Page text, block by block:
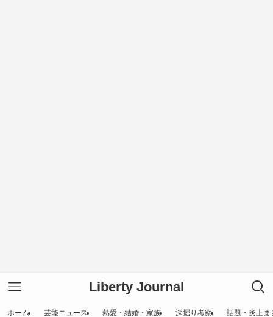
Liberty Journal
ホーム 芸能ニュース 熱愛・結婚・家族 深掘り考察 話題・炎上ま